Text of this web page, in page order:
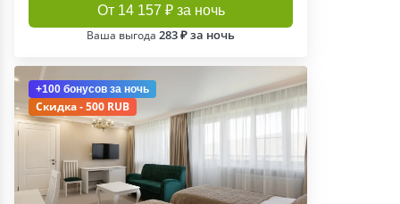
От 14 157 ₽ за ночь
Ваша выгода 283 ₽ за ночь
+100 бонусов за ночь
Скидка - 500 RUB